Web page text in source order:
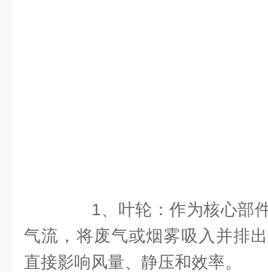
1、叶轮：作为核心部件
气流，将废气或烟雾吸入并排
直接影响风量、静压和效率。